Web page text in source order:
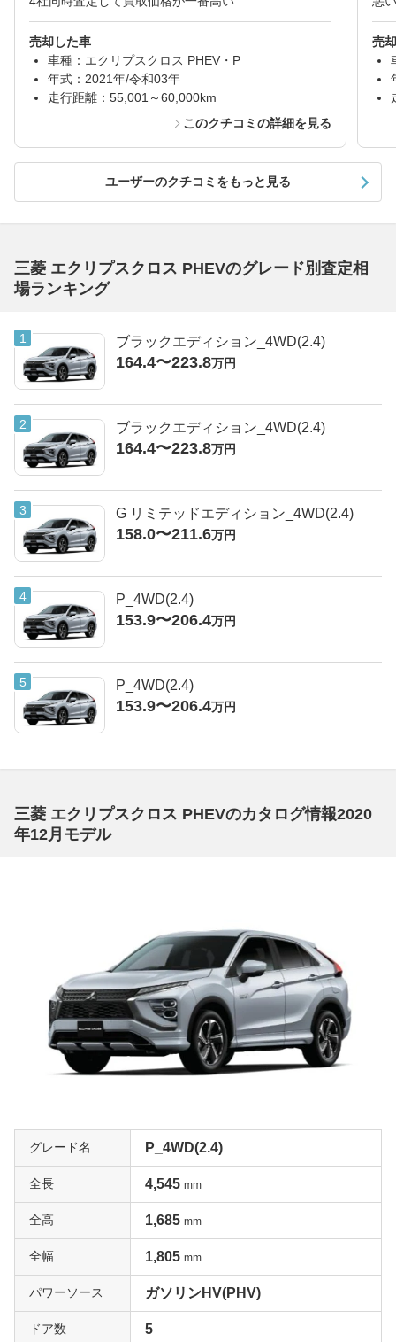
売却した車
車種：エクリプスクロス PHEV・P
年式：2021年/令和03年
走行距離：55,001～60,000km
このクチコミの詳細を見る
売
ユーザーのクチコミをもっと見る
三菱 エクリプスクロス PHEVのグレード別査定相
場ランキング
ブラックエディション_4WD(2.4)
164.4〜223.8万円
ブラックエディション_4WD(2.4)
164.4〜223.8万円
G リミテッドエディション_4WD(2.4)
158.0〜211.6万円
P_4WD(2.4)
153.9〜206.4万円
P_4WD(2.4)
153.9〜206.4万円
三菱 エクリプスクロス PHEVのカタログ情報2020
年12月モデル
グレード名 P_4WD(2.4)
全長 4,545 mm
全高 1,685 mm
全幅 1,805 mm
パワーソース ガソリンHV(PHV)
ドア数 5